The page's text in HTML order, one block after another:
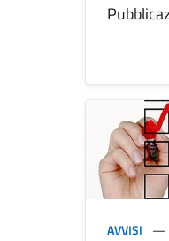
AVVISI